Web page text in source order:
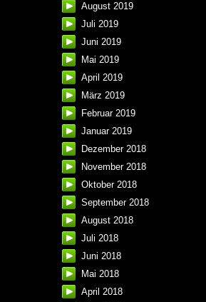
August 2019
Juli 2019
Juni 2019
Mai 2019
April 2019
März 2019
Februar 2019
Januar 2019
Dezember 2018
November 2018
Oktober 2018
September 2018
August 2018
Juli 2018
Juni 2018
Mai 2018
April 2018